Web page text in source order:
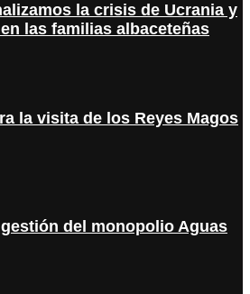
la crisis de Ucrania y
las familias albaceteñas
la visita de los Reyes Magos
del monopolio Aguas